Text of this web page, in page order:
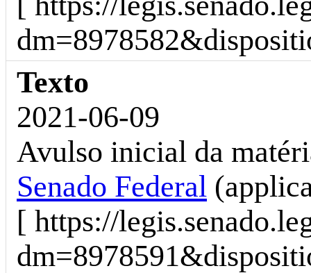
Texto
2021-06-09
Avulso inicial da
Senado Federal
[ https://